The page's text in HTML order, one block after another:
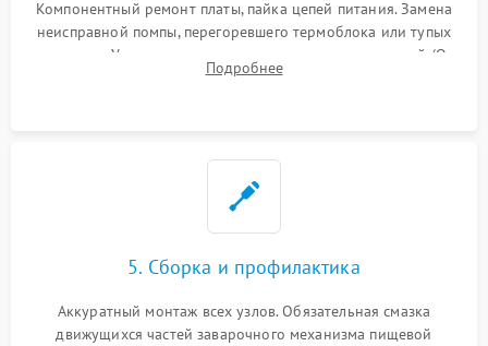
Компонентный ремонт платы, пайка цепей питания. Замена
неисправной помпы, перегоревшего термоблока или тупых
жерновов. Установка новых силиконовых уплотнителей (O-
ring) и тефлоновых трубок для надежного устранения
Подробнее
5. Сборка и профилактика
Аккуратный монтаж всех узлов. Обязательная смазка
движущихся частей заварочного механизма пищевой